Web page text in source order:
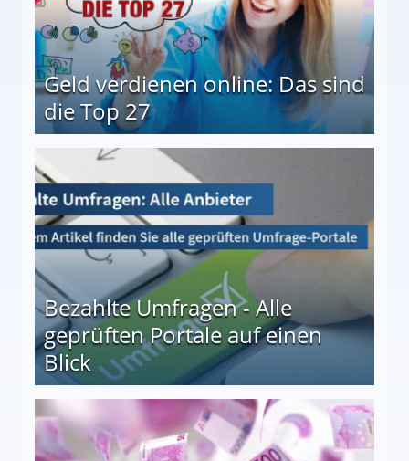
Geld verdienen online: Das sind
die Top 27
Bezahlte Umfragen - Alle
geprüften Portale auf einen
Blick
auf einen Blick